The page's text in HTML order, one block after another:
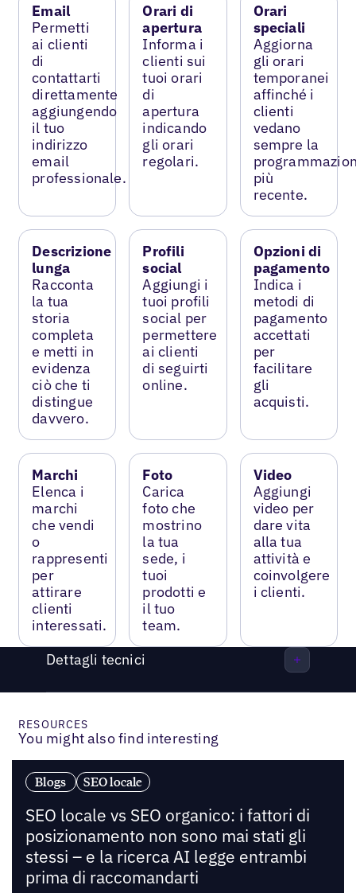
Email
Permetti
ai clienti
di
contattarti
direttamente
aggiungendo
il tuo
indirizzo
email
professionale.
Orari di
apertura
Informa i
clienti sui
tuoi orari
di
apertura
indicando
gli orari
regolari.
Orari
speciali
Aggiorna
gli orari
temporanei
affinché i
clienti
vedano
sempre la
più
recente.
Descrizione
lunga
Racconta
la tua
storia
completa
e metti in
evidenza
ciò che ti
distingue
davvero.
Profili
social
Aggiungi i
tuoi profili
social per
permettere
ai clienti
di seguirti
online.
Opzioni di
pagamento
Indica i
metodi di
pagamento
accettati
per
facilitare
gli
acquisti.
Marchi
Elenca i
marchi
che vendi
o
rappresenti
per
attirare
clienti
interessati.
Foto
Carica
foto che
mostrino
la tua
sede, i
tuoi
prodotti e
il tuo
team.
Video
Aggiungi
video per
dare vita
alla tua
attività e
coinvolgere
i clienti.
Dettagli tecnici
RESOURCES
You might also find interesting
Blogs SEO locale
SEO locale vs SEO organico: i fattori di
posizionamento non sono mai stati gli
stessi – e la ricerca AI legge entrambi
prima di raccomandarti